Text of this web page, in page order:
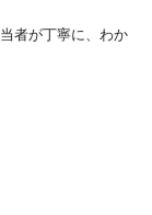
者が丁寧に、わか